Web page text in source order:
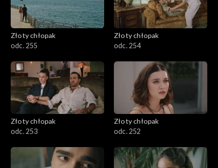
Złoty chłopak
odc. 255
Złoty chłopak
odc. 254
Złoty chłopak
odc. 253
Złoty chłopak
odc. 252